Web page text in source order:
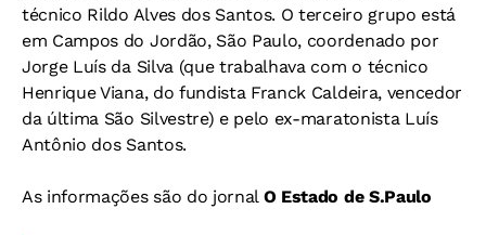
técnico Rildo Alves dos Santos. O terceiro grupo está
em Campos do Jordão, São Paulo, coordenado por
Jorge Luís da Silva (que trabalhava com o técnico
Henrique Viana, do fundista Franck Caldeira, vencedor
da última São Silvestre) e pelo ex-maratonista Luís
Antônio dos Santos.
As informações são do jornal O Estado de S.Paulo